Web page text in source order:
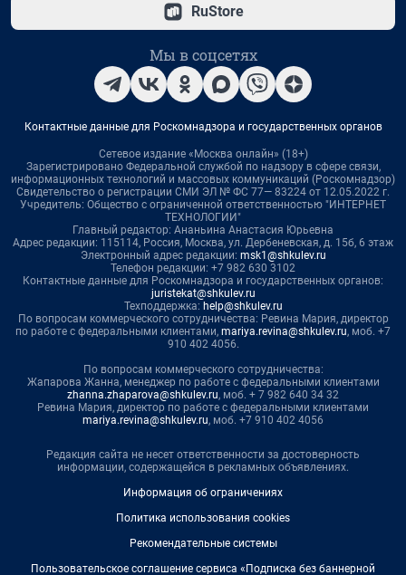
RuStore
Мы в соцсетях
Контактные данные для Роскомнадзора и государственных органов
Сетевое издание «Москва онлайн» (18+)
Зарегистрировано Федеральной службой по надзору в сфере связи,
информационных технологий и массовых коммуникаций (Роскомнадзор)
Свидетельство о регистрации СМИ ЭЛ № ФС 77— 83224 от 12.05.2022 г.
Учредитель: Общество с ограниченной ответственностью "ИНТЕРНЕТ
ТЕХНОЛОГИИ"
Главный редактор: Ананьина Анастасия Юрьевна
Адрес редакции: 115114, Россия, Москва, ул. Дербеневская, д. 15б, 6 этаж
Электронный адрес редакции: msk1@shkulev.ru
Телефон редакции: +7 982 630 3102
Контактные данные для Роскомнадзора и государственных органов:
juristekat@shkulev.ru
Техподдержка: help@shkulev.ru
По вопросам коммерческого сотрудничества: Ревина Мария, директор
по работе с федеральными клиентами, mariya.revina@shkulev.ru, моб. +7
910 402 4056.
По вопросам коммерческого сотрудничества:
Жапарова Жанна, менеджер по работе с федеральными клиентами
zhanna.zhaparova@shkulev.ru, моб. + 7 982 640 34 32
Ревина Мария, директор по работе с федеральными клиентами
mariya.revina@shkulev.ru, моб. +7 910 402 4056
Редакция сайта не несет ответственности за достоверность
информации, содержащейся в рекламных объявлениях.
Информация об ограничениях
Политика использования cookies
Рекомендательные системы
Пользовательское соглашение сервиса «Подписка без баннерной